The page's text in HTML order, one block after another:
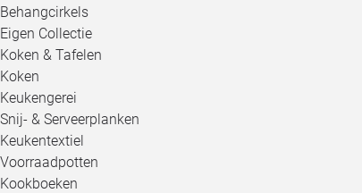
Behangcirkels
Eigen Collectie
Koken & Tafelen
Koken
Keukengerei
Snij- & Serveerplanken
Keukentextiel
Voorraadpotten
Kookboeken